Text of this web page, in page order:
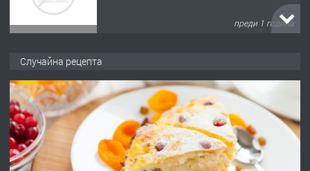
ПРЕДЛАГА
ПРЕДЛАГА
УДЪЛЖАВАНЕ НА ЧОВЕШКИЯТ
ЖИВОТ И ПОДОБРЯВАНЕ НА
НЕГОВОТО КАЧЕСТВО
преди 2 години
Случайна рецепта